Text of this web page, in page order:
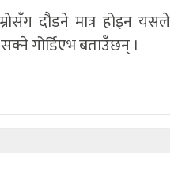
दौडने मात्र होइन यसले
गोर्डिएभ बताउँछन् ।